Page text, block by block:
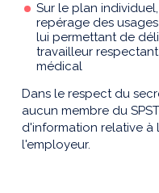
Sur le plan
repérage des
lui permettant de
travailleur
médical
Dans le respect du
aucun membre du
d'information relative à
l'employeur.